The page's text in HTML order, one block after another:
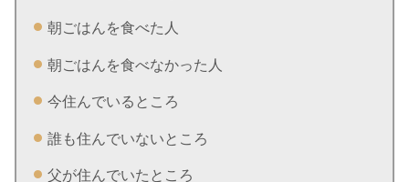
朝ごはんを食べた人
朝ごはんを食べなかった人
今住んでいるところ
誰も住んでいないところ
父が住んでいたところ